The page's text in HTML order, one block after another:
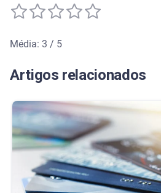
Média: 3 / 5
Artigos relacionados